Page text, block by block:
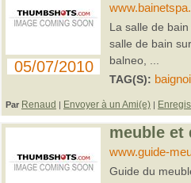
05/07/2010
La salle de
salle de bain
balneo, ...
TAG(S):
Par Renaud | Envoyer à un Ami(e) |
meuble
www.guide-
Guide du